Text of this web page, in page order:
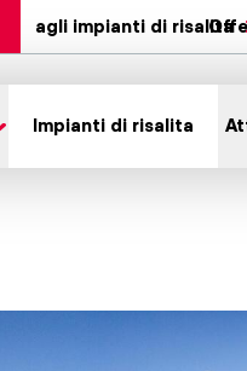
agli impianti di risalita
Impianti di risalita